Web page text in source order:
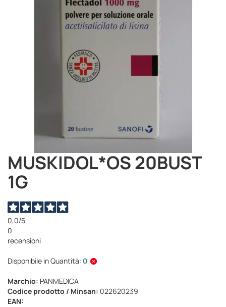
MUSKIDOL*OS 20BUST
1G
0,0/5
0
recensioni
Disponibile in Quantità: 0
Marchio: PANMEDICA
Codice prodotto / Minsan: 022620239
EAN:
Vai
all'inizio
della
galleria
immagini